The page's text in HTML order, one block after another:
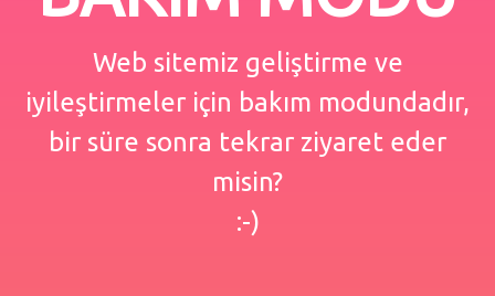
Web sitemiz geliştirme ve
iyileştirmeler için bakım modundadır,
bir süre sonra tekrar ziyaret eder
misin?
:-)